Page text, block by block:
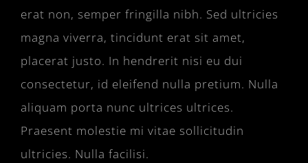
erat non, semper fringilla nibh. Sed ultricies
magna viverra, tincidunt erat sit amet,
placerat justo. In hendrerit nisi eu dui
consectetur, id eleifend nulla pretium. Nulla
aliquam porta nunc ultrices ultrices.
Praesent molestie mi vitae sollicitudin
ultricies. Nulla facilisi.